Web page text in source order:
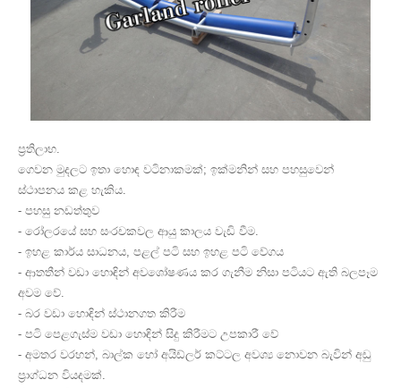
ප්‍රතිලාභ.
ගෙවන මුදලට ඉතා හොඳ වටිනාකමක්; ඉක්මනින් සහ පහසුවෙන්
ස්ථාපනය කළ හැකිය.
- පහසු නඩත්තුව
- රෝලරයේ සහ සංරචකවල ආයු කාලය වැඩි වීම.
- ඉහළ කාර්ය සාධනය, පළල් පටි සහ ඉහළ පටි වේගය
- ආතතීන් වඩා හොඳින් අවශෝෂණය කර ගැනීම නිසා පටියට ඇති බලපෑම
අවම වේ.
- බර වඩා හොඳින් ස්ථානගත කිරීම
- පටි පෙළගැස්ම වඩා හොඳින් සිදු කිරීමට උපකාරී වේ
- අමතර වරහන්, බාල්ක හෝ අයිඩ්ලර් කට්ටල අවශ්‍ය නොවන බැවින් අඩු
ප්‍රාග්ධන වියදමක්.